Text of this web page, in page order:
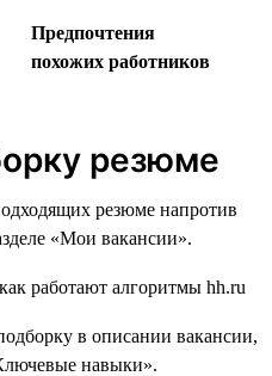
Предпочтения
похожих работников
резюме
резюме напротив
«Мои вакансии».
в описании вакансии,
навыки».